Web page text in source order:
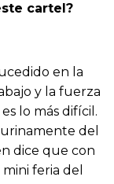
cartel?
en la
y la fuerza
lo más difícil.
del
dice que con
feria del